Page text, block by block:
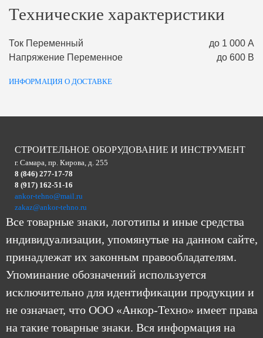
Технические характеристики
Ток Переменный
до 1 000 А
Напряжение Переменное
до 600 В
ИНФОРМАЦИЯ О ДОСТАВКЕ
СТРОИТЕЛЬНОЕ ОБОРУДОВАНИЕ И ИНСТРУМЕНТ
г. Самара, пр. Кирова, д. 255
8 (846) 277-17-78
8 (917) 162-51-16
ankor-tehno@mail.ru
zakaz@ankor-tehno.ru
Все товарные знаки, логотипы и иные средства
индивидуализации, упомянутые на данном сайте,
принадлежат их законным правообладателям.
Упоминание обозначений используется
исключительно для идентификации продукции и
не означает, что ООО «Анкор-Техно» имеет права
на такие товарные знаки. Вся информация на